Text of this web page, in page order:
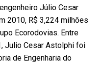
Júlio Cesar
2010, R$ 3,224 milhões
Ecorodovias. Entre
Julio Cesar Astolphi foi
de Engenharia do